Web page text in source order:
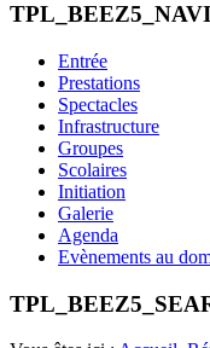
Entrée
Prestations
Spectacles
Infrastructure
Groupes
Scolaires
Initiation
Galerie
Agenda
Evènements au